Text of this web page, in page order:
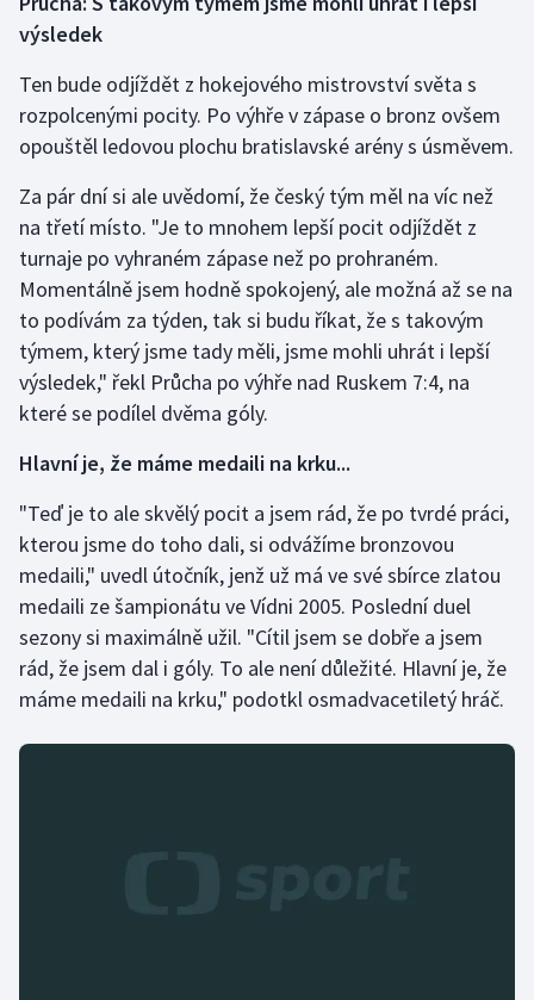
výsledek
Ten bude odjíždět z hokejového mistrovství světa s
rozpolcenými pocity. Po výhře v zápase o bronz ovšem
opouštěl ledovou plochu bratislavské arény s úsměvem.
Za pár dní si ale uvědomí, že český tým měl na víc než
na třetí místo. "Je to mnohem lepší pocit odjíždět z
turnaje po vyhraném zápase než po prohraném.
Momentálně jsem hodně spokojený, ale možná až se na
to podívám za týden, tak si budu říkat, že s takovým
týmem, který jsme tady měli, jsme mohli uhrát i lepší
výsledek," řekl Průcha po výhře nad Ruskem 7:4, na
které se podílel dvěma góly.
Hlavní je, že máme medaili na krku...
"Teď je to ale skvělý pocit a jsem rád, že po tvrdé práci,
kterou jsme do toho dali, si odvážíme bronzovou
medaili," uvedl útočník, jenž už má ve své sbírce zlatou
medaili ze šampionátu ve Vídni 2005. Poslední duel
sezony si maximálně užil. "Cítil jsem se dobře a jsem
rád, že jsem dal i góly. To ale není důležité. Hlavní je, že
máme medaili na krku," podotkl osmadvacetiletý hráč.